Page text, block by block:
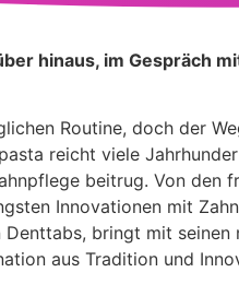
hinaus, im Gespräch
Routine, doch der
reicht viele
beitrug. Von den
Innovationen mit
bringt mit
aus Tradition und